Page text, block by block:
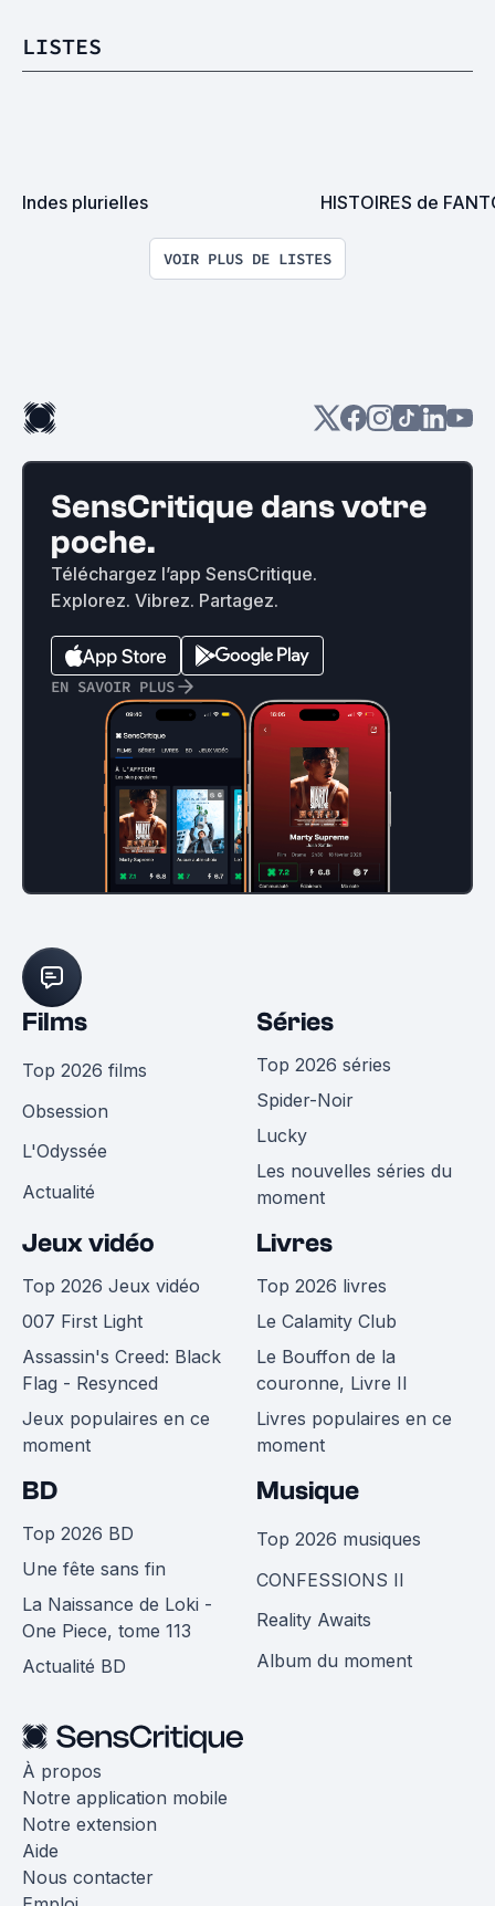
LISTES
Indes plurielles HISTOIRES de
VOIR PLUS DE LISTES
SensCritique dans votre
poche.
Téléchargez l’app SensCritique.
Explorez. Vibrez. Partagez.
EN SAVOIR PLUS
Films
Top 2026 films
Obsession
L'Odyssée
Actualité
Séries
Top 2026 séries
Spider-Noir
Lucky
Les nouvelles séries du
moment
Jeux vidéo
Top 2026 Jeux vidéo
007 First Light
Assassin's Creed: Black
Flag - Resynced
Jeux populaires en ce
moment
Livres
Top 2026 livres
Le Calamity Club
Le Bouffon de la
couronne, Livre II
Livres populaires en ce
moment
BD
Top 2026 BD
Une fête sans fin
La Naissance de Loki -
One Piece, tome 113
Actualité BD
Musique
Top 2026 musiques
CONFESSIONS II
Reality Awaits
Album du moment
À propos
Notre application mobile
Notre extension
Aide
Nous contacter